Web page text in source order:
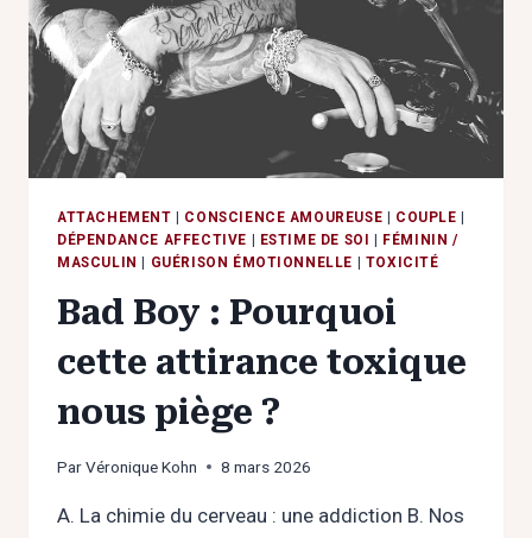
SE
PERDRE
ATTACHEMENT CONSCIENCE AMOUREUSE COUPLE
DÉPENDANCE AFFECTIVE
ESTIME DE SOI
FÉMININ /
MASCULIN
GUÉRISON ÉMOTIONNELLE TOXICITÉ
Bad Boy : Pourquoi
cette attirance toxique
nous piège ?
ParVéronique Kohn 8 mars 2026
A. La chimie du cerveau : une addiction B. Nos